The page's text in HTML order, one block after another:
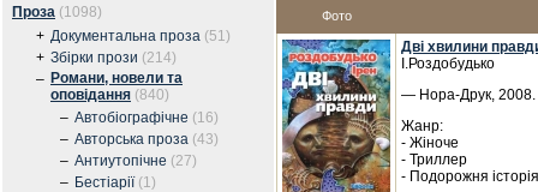
Проза (1098)
+ Документальна проза (51)
+ Збірки прози (214)
– Романи, новели та
оповідання (840)
– Автобіографічне (16)
– Авторська проза (43)
– Антиутопічне (27)
– Бестіарії (1)
Фото
Дві хвилини
І.Роздобудько
— Нора-Друк,
Жанр:
- Жіноче
- Триллер
- Подорожня історія